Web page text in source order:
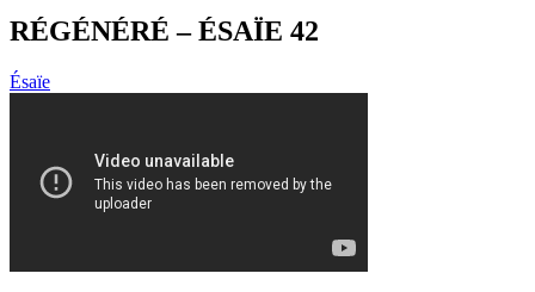
RÉGÉNÉRÉ – ÉSAÏE 42
Ésaïe